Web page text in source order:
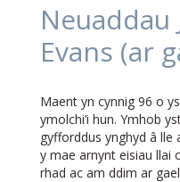
Neuaddau
Evans (ar
Maent yn cynnig 96 o
ymolchi’i hun. Ymhob
gyfforddus ynghyd â lle
y mae arnynt eisiau llai
rhad ac am ddim ar